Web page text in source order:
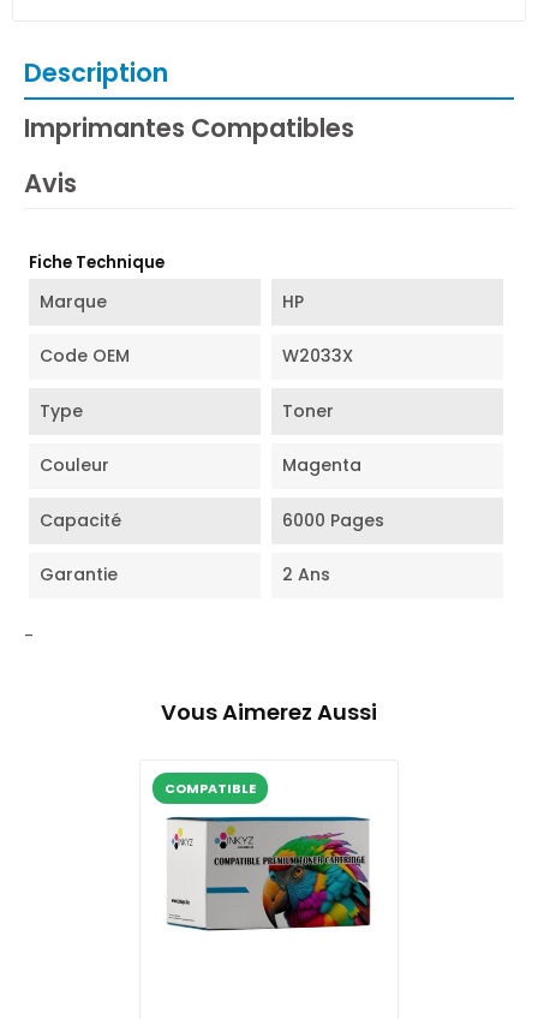
Description
Imprimantes Compatibles
Avis
Fiche Technique
Marque HP
Code OEM W2033X
Type Toner
Couleur Magenta
Capacité 6000 Pages
Garantie 2 Ans
-
Vous Aimerez Aussi
COMPATIBLE